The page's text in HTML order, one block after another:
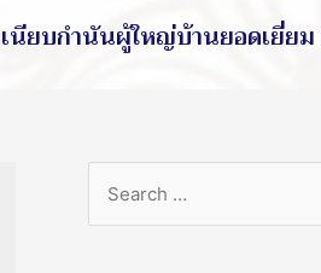
นียบกำนันผู้ใหญ่บ้านยอดเยี่ย